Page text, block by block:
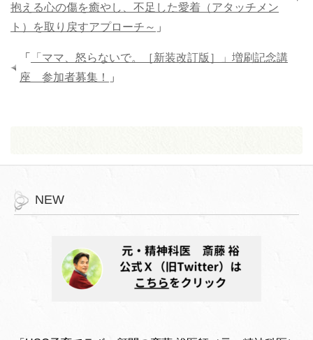
抱える心の傷を癒やし、不足した愛着（アタッチメン
ト）を取り戻すアプローチ～ 」
「
「ママ、怒らないで。［新装改訂版］」増刷記念講
座 参加者募集！
」
NEW